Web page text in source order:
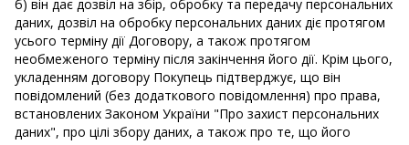
б) він дає дозвіл на збір, обробку та передачу персональних
даних, дозвіл на обробку персональних даних діє протягом
усього терміну дії Договору, а також протягом
необмеженого терміну після закінчення його дії. Крім цього,
укладенням договору Покупець підтверджує, що він
повідомлений (без додаткового повідомлення) про права,
встановлених Законом України "Про захист персональних
даних", про цілі збору даних, а також про те, що його